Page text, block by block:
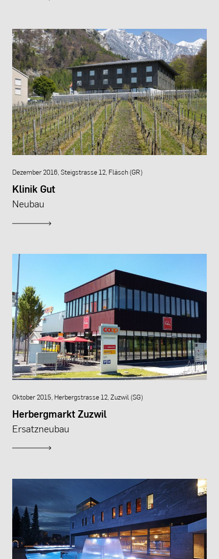
Dezember 2016, Steigstrasse 12, Fläsch (GR)
Klinik Gut
Neubau
Oktober 2015, Herbergstrasse 12, Zuzwil (SG)
Herbergmarkt Zuzwil
Ersatzneubau